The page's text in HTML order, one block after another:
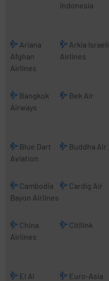
Indonesia
Ariana
Afghan
Airlines
Arkia Israeli
Airlines
Bangkok
Airways
Bek Air
Blue Dart
Aviation
Buddha Air
Cambodia
Bayon Airlines
Cardig Air
China
Airlines
Citilink
El Al
Euro-Asia